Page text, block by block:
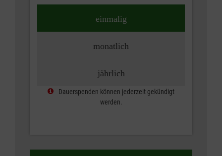
einmalig
monatlich
jährlich
Dauerspenden können jederzeit gekündigt
werden.